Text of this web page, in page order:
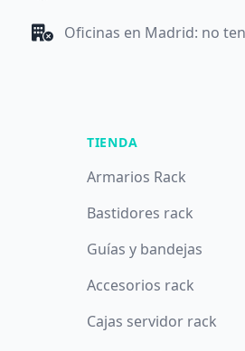
Oficinas en Madrid: no
TIENDA
Armarios Rack
Bastidores rack
Guías y bandejas
Accesorios rack
Cajas servidor rack